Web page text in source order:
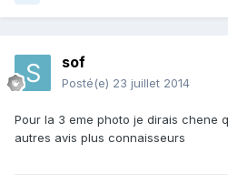
sof
Posté(e) 23 juillet 2014
Pour la 3 eme photo je dirais chene
autres avis plus connaisseurs